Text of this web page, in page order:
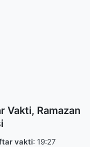
Vakti, Ramazan
vakti: 19:27